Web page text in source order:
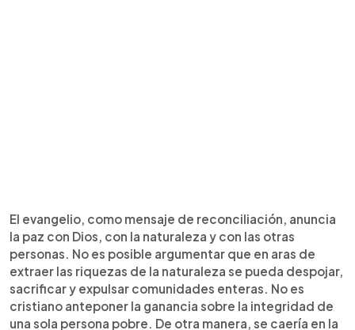
El evangelio, como mensaje de reconciliación, anuncia
la paz con Dios, con la naturaleza y con las otras
personas. No es posible argumentar que en aras de
extraer las riquezas de la naturaleza se pueda despojar,
sacrificar y expulsar comunidades enteras. No es
cristiano anteponer la ganancia sobre la integridad de
una sola persona pobre. De otra manera, se caería en la